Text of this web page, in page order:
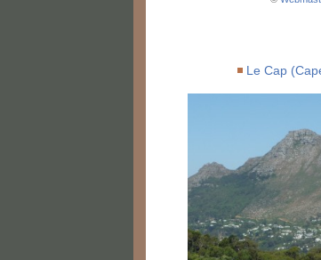
Le Cap